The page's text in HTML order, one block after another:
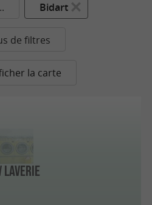
Bidart
de filtres
la carte
LAVERIE